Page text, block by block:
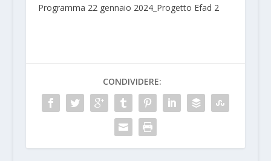
Programma 22 gennaio 2024_Progetto Efad 2
CONDIVIDERE: